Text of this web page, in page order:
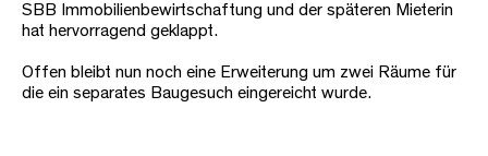
SBB Immobilienbewirtschaftung und der späteren Mieterin
hat hervorragend geklappt.
Offen bleibt nun noch eine Erweiterung um zwei Räume für
die ein separates Baugesuch eingereicht wurde.